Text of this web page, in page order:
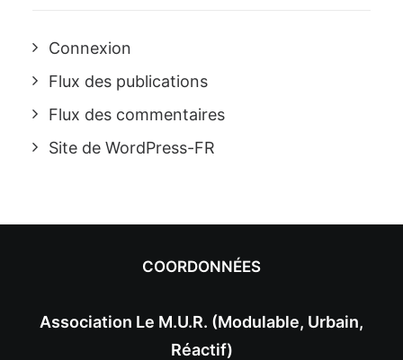
Connexion
Flux des publications
Flux des commentaires
Site de WordPress-FR
COORDONNÉES
Association Le M.U.R. (Modulable, Urbain,
Réactif)